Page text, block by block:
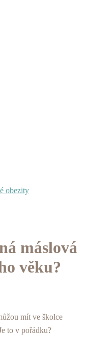
obezity
máslová
věku?
mít ve školce
to v pořádku?